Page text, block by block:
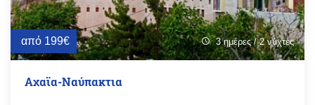
από 199€ schedule 3 ημέρες / 2 νύχτες
Αχαϊα-Ναύπακτια